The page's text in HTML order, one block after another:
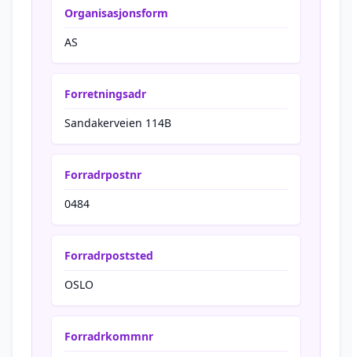
Organisasjonsform
AS
Forretningsadr
Sandakerveien 114B
Forradrpostnr
0484
Forradrpoststed
OSLO
Forradrkommnr